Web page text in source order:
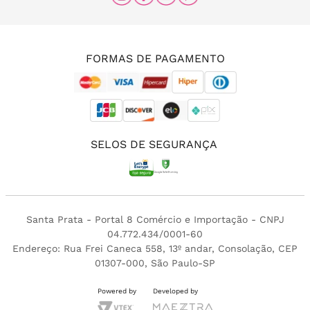
FORMAS DE PAGAMENTO
SELOS DE SEGURANÇA
Santa Prata - Portal 8 Comércio e Importação - CNPJ
04.772.434/0001-60
Endereço: Rua Frei Caneca 558, 13º andar, Consolação, CEP
01307-000, São Paulo-SP
Powered by Developed by